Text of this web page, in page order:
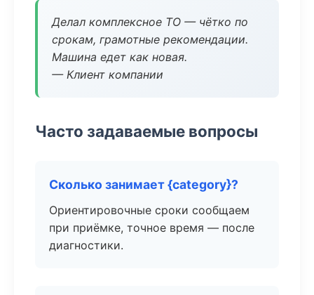
Делал комплексное ТО — чётко по
срокам, грамотные рекомендации.
Машина едет как новая.
— Клиент компании
Часто задаваемые вопросы
Сколько занимает {category}?
Ориентировочные сроки сообщаем
при приёмке, точное время — после
диагностики.